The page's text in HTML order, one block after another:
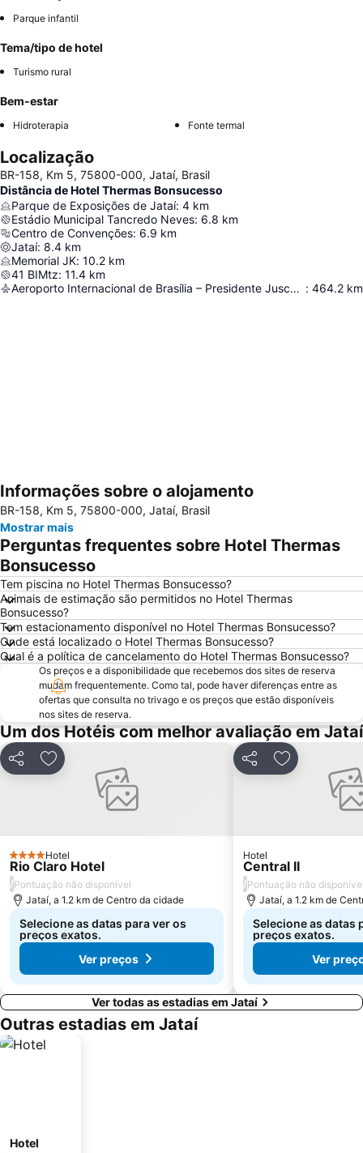
Parque infantil
Tema/tipo de hotel
Turismo rural
Bem-estar
Hidroterapia Fonte termal
Localização
BR-158, Km 5, 75800-000, Jataí, Brasil
Distância de Hotel Thermas Bonsucesso
Parque de Exposições de Jataí: 4 km
Estádio Municipal Tancredo Neves: 6.8 km
Centro de Convenções: 6.9 km
Jataí: 8.4 km
Memorial JK: 10.2 km
41 BIMtz: 11.4 km
Aeroporto Internacional de Brasília – Presidente Juscelino Kubitschek : 464.2 km
Ampliar mapa
Informações sobre o alojamento
BR-158, Km 5, 75800-000, Jataí, Brasil
Mostrar mais
Perguntas frequentes sobre Hotel Thermas
Bonsucesso
Tem piscina no Hotel Thermas Bonsucesso?
Animais de estimação são permitidos no Hotel Thermas
Bonsucesso?
Tem estacionamento disponível no Hotel Thermas Bonsucesso?
Onde está localizado o Hotel Thermas Bonsucesso?
Qual é a política de cancelamento do Hotel Thermas Bonsucesso?
Os preços e a disponibilidade que recebemos dos sites de reserva
mudam frequentemente. Como tal, pode haver diferenças entre as
ofertas que consulta no trivago e os preços que estão disponíveis
nos sites de reserva.
Um dos Hotéis com melhor avaliação em Jataí
PartilharAdicionar aos favoritos
4 Estrelas
Hotel
Rio Claro Hotel
/Pontuação não disponível
Jataí, a 1.2 km de Centro da cidade
Selecione as datas para ver os
preços exatos.
Ver preços
PartilharAdicionar
Hotel
Central II
/Pontuação não
Jataí, a 1.2 km de
Selecione as datas
preços exatos.
Ver
Ver todas as estadias em Jataí
Outras estadias em Jataí
Hotel